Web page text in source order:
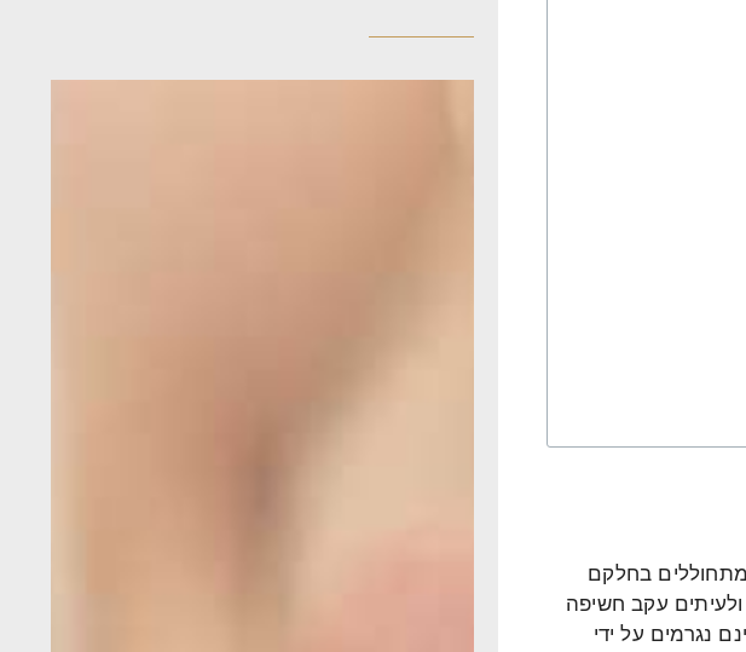
מתחוללים בחלקם
עקב חשיפה
נגרמים על ידי